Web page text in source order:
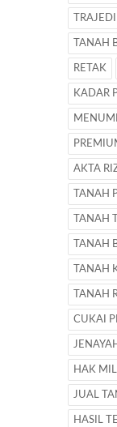
TANAH
RETAK
KADAR
AKTA
TANAH
TANAH
TANAH
TANAH
TANAH
CUKAI
HAK
JUAL
HASIL